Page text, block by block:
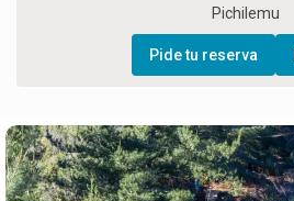
Pichilemu
Pide tu reserva